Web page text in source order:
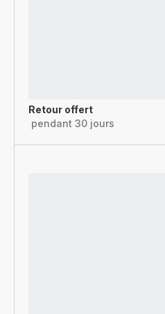
Retour offert
pendant 30 jours